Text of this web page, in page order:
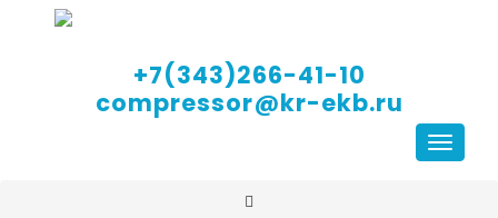
+7(343)266-41-10
compressor@kr-ekb.ru